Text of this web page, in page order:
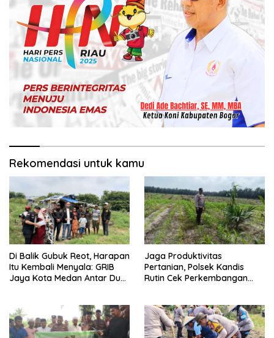
Rekomendasi untuk kamu
Di Balik Gubuk Reot, Harapan
Itu Kembali Menyala: GRIB
Jaya Kota Medan Antar Dua
Jaga Produktivitas
Pertanian, Polsek Kandis
Rutin Cek Perkembangan